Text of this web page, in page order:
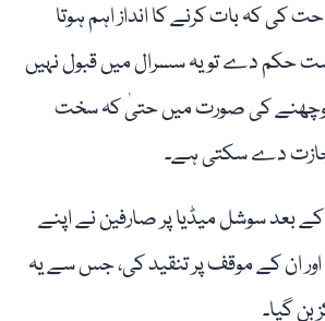
کہ بات کرنے کا انداز اہم ہوتا
حکم دے تو یہ سسرال میں قبول نہیں
پوچھنے کی صورت میں حتیٰ کہ سخت
دے سکتی ہے۔
بعد سوشل میڈیا پر صارفین نے اپنے
اور ان کے موقف پر تنقید کی، جس سے یہ
گیا۔